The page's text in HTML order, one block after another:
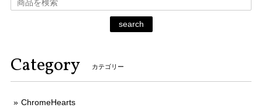
search
Category カテゴリー
ChromeHearts